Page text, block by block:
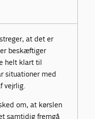
at det er
beskæftiger
helt klart til
situationer med
vejrlig.
om, at kørslen
samtidig fremgå